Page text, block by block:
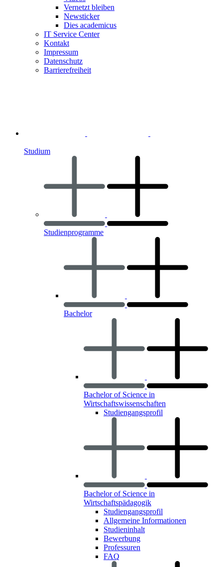
Vernetzt bleiben
Newsticker
Dies academicus
IT Service Center
Kontakt
Impressum
Datenschutz
Barrierefreiheit
Studium
Studienprogramme
Bachelor
Bachelor of Science in
Wirtschaftswissenschaften
Studiengangsprofil
Bachelor of Science in
Wirtschaftspädagogik
Studiengangsprofil
Allgemeine Informationen
Studieninhalt
Bewerbung
Professuren
FAQ